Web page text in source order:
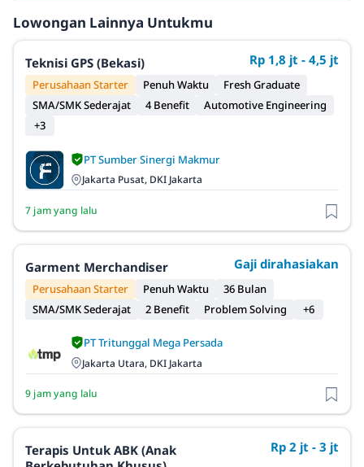
Lowongan Lainnya Untukmu
Teknisi GPS (Bekasi) Rp 1,8 jt - 4,5 jt
Perusahaan Starter Penuh Waktu
Fresh Graduate
SMA/SMK Sederajat
4 Benefit
Automotive Engineering
+3
PT Sumber Sinergi Makmur
Jakarta Pusat, DKI Jakarta
7 jam yang lalu
Garment Merchandiser Gaji dirahasiakan
Perusahaan Starter Penuh Waktu
36 Bulan
SMA/SMK Sederajat
2 Benefit Problem Solving +6
PT Tritunggal Mega Persada
Jakarta Utara, DKI Jakarta
9 jam yang lalu
Terapis Untuk ABK (Anak
Rp 2 jt - 3 jt